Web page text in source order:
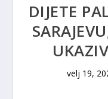
DIJETE
velj 19,